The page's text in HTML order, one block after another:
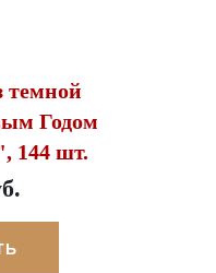
темной
Годом
144 шт.